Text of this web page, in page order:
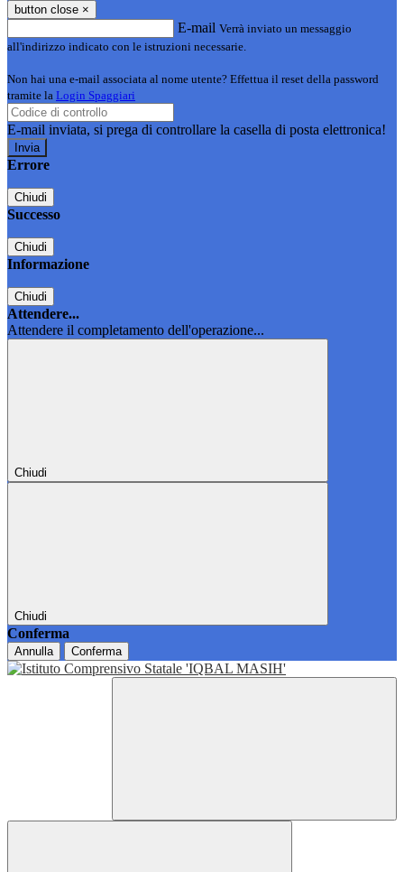
button close ×
E-mail Verrà inviato un messaggio
all'indirizzo indicato con le istruzioni necessarie.
Non hai una e-mail associata al nome utente? Effettua il reset della password
tramite la Login Spaggiari
E-mail inviata, si prega di controllare la casella di posta elettronica!
Errore
Chiudi
Successo
Chiudi
Informazione
Chiudi
Attendere...
Attendere il completamento dell'operazione...
Chiudi
Chiudi
Conferma
Annulla Conferma